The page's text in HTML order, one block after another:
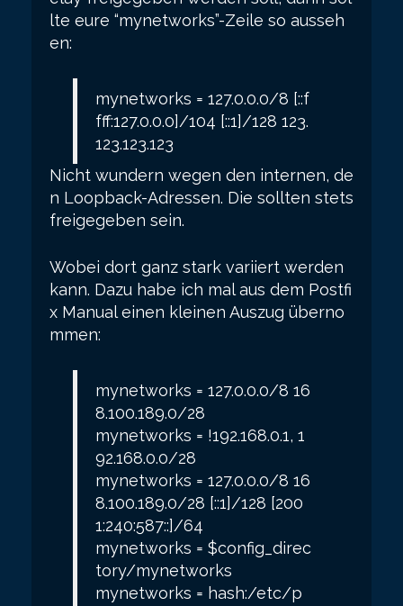
lte eure “mynetworks”-Zeile so ausseh
en:
mynetworks = 127.0.0.0/8 [::f
fff:127.0.0.0]/104 [::1]/128 123.
123.123.123
Nicht wundern wegen den internen, de
n Loopback-Adressen. Die sollten stets
freigegeben sein.
Wobei dort ganz stark variiert werden
kann. Dazu habe ich mal aus dem Postfi
x Manual einen kleinen Auszug überno
mmen:
mynetworks = 127.0.0.0/8 16
8.100.189.0/28
mynetworks = !192.168.0.1, 1
92.168.0.0/28
mynetworks = 127.0.0.0/8 16
8.100.189.0/28 [::1]/128 [200
1:240:587::]/64
mynetworks = $config_direc
tory/mynetworks
mynetworks = hash:/etc/p